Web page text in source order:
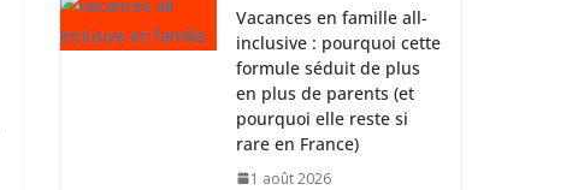
Vacances en famille all-
inclusive : pourquoi cette
formule séduit de plus
en plus de parents (et
pourquoi elle reste si
rare en France)
1 août 2026